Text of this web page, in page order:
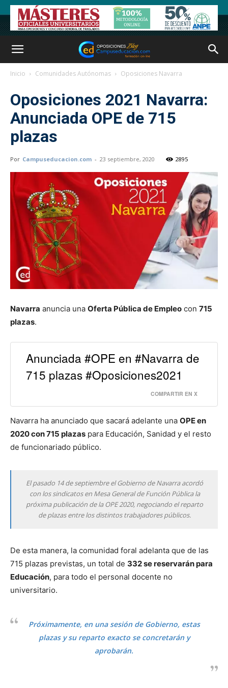
Inicio Comunidades Autónomas Oposiciones Navarra
Oposiciones 2021 Navarra:
Anunciada OPE de 715
plazas
Por Campuseducacion.com - 23 septiembre, 2020 2895
Navarra anuncia una Oferta Pública de Empleo con 715
plazas.
Anunciada #OPE en #Navarra de
715 plazas #Oposiciones2021
COMPARTIR EN X
Navarra ha anunciado que sacará adelante una OPE en
2020 con 715 plazas para Educación, Sanidad y el resto
de funcionariado público.
El pasado 14 de septiembre el Gobierno de Navarra acordó
con los sindicatos en Mesa General de Función Pública la
próxima publicación de la OPE 2020, negociando el reparto
de plazas entre los distintos trabajadores públicos.
De esta manera, la comunidad foral adelanta que de las
715 plazas previstas, un total de 332 se reservarán para
Educación, para todo el personal docente no
universitario.
Próximamente, en una sesión de Gobierno, estas
plazas y su reparto exacto se concretarán y
aprobarán.